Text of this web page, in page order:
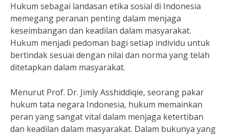
Hukum sebagai landasan etika sosial di Indonesia
memegang peranan penting dalam menjaga
keseimbangan dan keadilan dalam masyarakat.
Hukum menjadi pedoman bagi setiap individu untuk
bertindak sesuai dengan nilai dan norma yang telah
ditetapkan dalam masyarakat.
Menurut Prof. Dr. Jimly Asshiddiqie, seorang pakar
hukum tata negara Indonesia, hukum memainkan
peran yang sangat vital dalam menjaga ketertiban
dan keadilan dalam masyarakat. Dalam bukunya yang